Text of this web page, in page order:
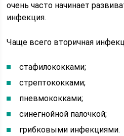
очень часто начинает
инфекция.
Чаще всего вторичная
стафилококками;
стрептококками;
пневмококками;
синегнойной палочкой;
грибковыми инфекциями.